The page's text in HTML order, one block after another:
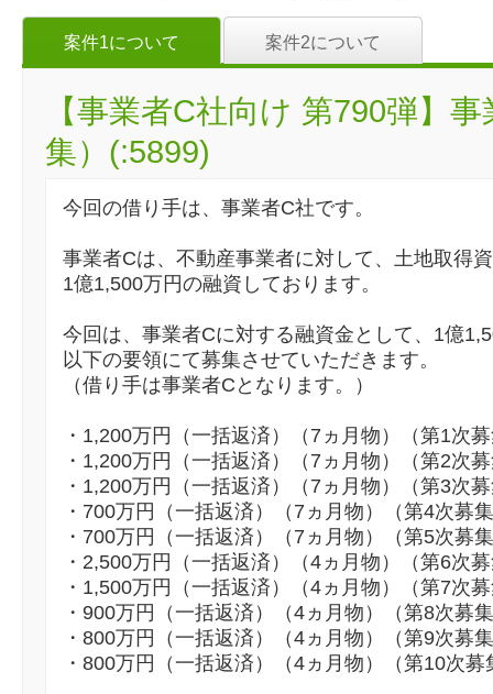
案件1について 案件2について
【事業者C社向け 第790弾】
集）(:5899)
今回の借り手は、事業者C社です。
事業者Cは、不動産事業者に対して、土地取得
1億1,500万円の融資しております。
今回は、事業者Cに対する融資金として、1億
以下の要領にて募集させていただきます。
（借り手は事業者Cとなります。）
・1,200万円（一括返済）（7ヵ月物）（第1次
・1,200万円（一括返済）（7ヵ月物）（第2次
・1,200万円（一括返済）（7ヵ月物）（第3次
・700万円（一括返済）（7ヵ月物）（第4次募
・700万円（一括返済）（7ヵ月物）（第5次募
・2,500万円（一括返済）（4ヵ月物）（第6次
・1,500万円（一括返済）（4ヵ月物）（第7次
・900万円（一括返済）（4ヵ月物）（第8次募
・800万円（一括返済）（4ヵ月物）（第9次募
・800万円（一括返済）（4ヵ月物）（第10次募